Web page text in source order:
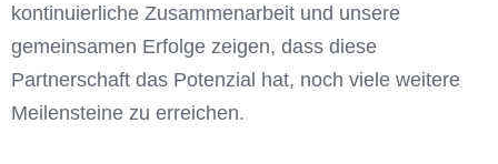
kontinuierliche Zusammenarbeit und unsere
gemeinsamen Erfolge zeigen, dass diese
Partnerschaft das Potenzial hat, noch viele weitere
Meilensteine zu erreichen.